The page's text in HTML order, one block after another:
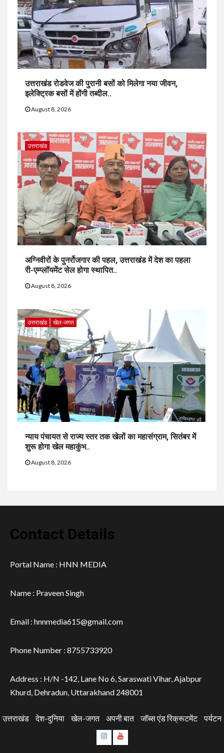
उत्तराखंड रोडवेज की पुरानी बसों को मिलेगा नया जीवन,
इलेक्ट्रिक बसों में होंगी तब्दील..
August 8, 2026
उत्तराखंड
अग्निवीरों के पुनर्रोजगार की पहल, उत्तराखंड में देश का पहला
री-एम्प्लॉयमेंट सेल होगा स्थापित..
August 8, 2026
उत्तराखंड खेल-जगत
न्याय पंचायत से राज्य स्तर तक खेलों का महासंग्राम, सितंबर में
शुरू होगा खेल महाकुंभ..
August 8, 2026
Contact Details
Portal Name : HNN MEDIA
Name : Praveen Singh
Email : hnnmedia615@gmail.com
Phone Number : 8755733920
Address : H/N -142, Lane No 6, Saraswati Vihar, Ajabpur
Khurd, Dehradun, Uttarakhand 248001
उत्तराखंड देश-दुनिया खेल-जगत अपनी बात जॉब्स एंड रिक्रूटमेंट पर्यटन
Instagram
Youtube